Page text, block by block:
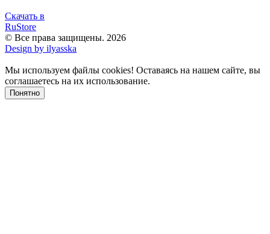
Скачать в
RuStore
© Все права защищены. 2026
Design by ilyasska
Мы используем файлы сookies! Оставаясь на нашем сайте, вы
соглашаетесь на их использование.
Понятно